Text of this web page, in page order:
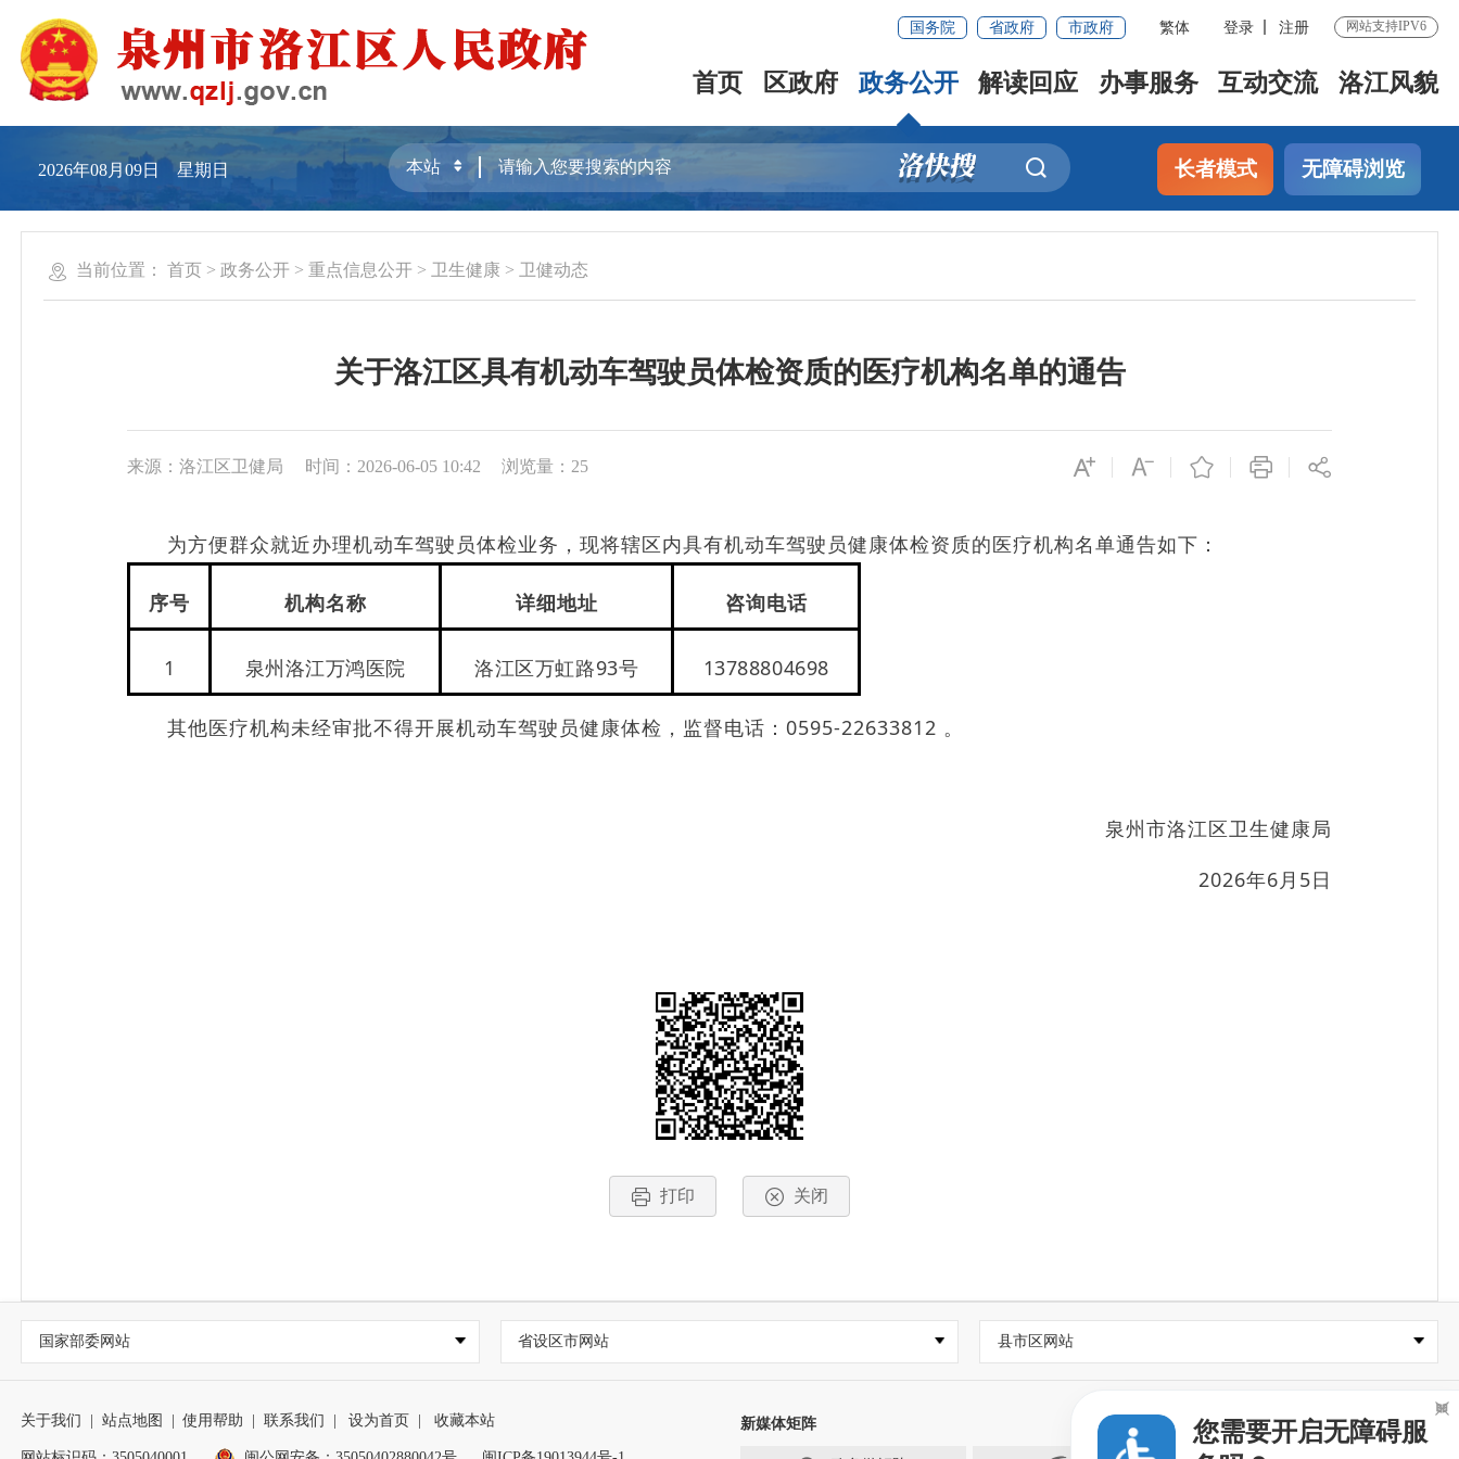
国务院 省政府 市政府 繁体 登录 注册 网站支持IPV6
首页 区政府 政务公开 解读回应 办事服务 互动交流 洛江风貌
2026年08月09日 星期日 长者模式 无障碍浏览
当前位置： 首页 >政务公开 >重点信息公开 > 卫生健康 > 卫健动态
关于洛江区具有机动车驾驶员体检资质的医疗机构名单的通告
来源：洛江区卫健局 时间：2026-06-05 10:42 浏览量： 25
为方便群众就近办理机动车驾驶员体检业务，现将辖区内具有机动车驾驶员健康体检资质的医疗机构名单通告如下：
序号 机构名称 详细地址 咨询电话
1 泉州洛江万鸿医院 洛江区万虹路93号 13788804698
其他医疗机构未经审批不得开展机动车驾驶员健康体检，监督电话：0595-22633812 。
泉州市洛江区卫生健康局
2026年6月5日
打印 关闭
国家部委网站 省设区市网站 县市区网站
关于我们 | 站点地图 | 使用帮助 | 联系我们 | 设为首页 | 收藏本站 新媒体矩阵
您需要开启无障碍服
